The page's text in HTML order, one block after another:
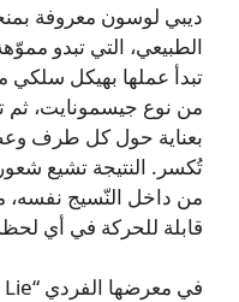
ديبي لوسون معروفة
الطبيعي، التي تبدو
تبدأ عملها بهيكل
من نوع جيسمونايت،
بعناية حول كل طرف
تُكسر. النتيجة تشيع
من داخل النّسيج
قابلة للحركة في أي